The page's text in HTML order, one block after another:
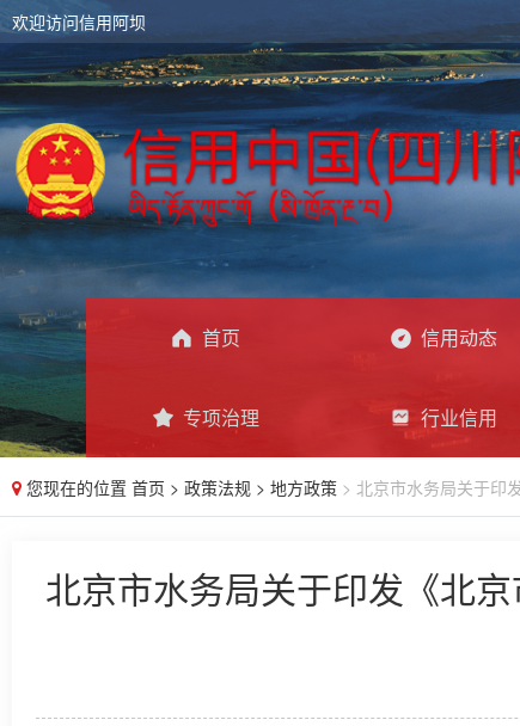
欢迎访问信用阿坝
首页 信用动态
专项治理 行业信用
您现在的位置 首页 > 政策法规 > 地方政策 > 北京市水务局关于印
北京市水务局关于印发《北